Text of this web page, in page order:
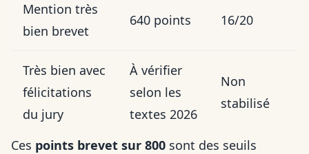
Mention très
bien brevet
640 points 16/20
Très bien avec
félicitations
du jury
À vérifier
selon les
textes 2026
Non
stabilisé
Ces points brevet sur 800 sont des seuils